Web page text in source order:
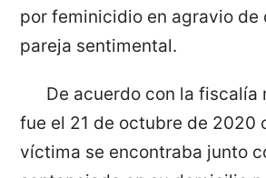
por feminicidio en agravio de
pareja sentimental.
De acuerdo con la fiscalía
fue el 21 de octubre de 2020
víctima se encontraba junto